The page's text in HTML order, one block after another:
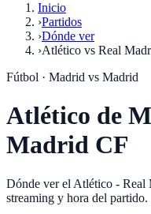
Inicio
›Partidos
›Dónde ver
›Atlético vs Real
Fútbol · Madrid vs Madrid
Atlético de
Madrid CF
Dónde ver el Atlético - Real
streaming y hora del